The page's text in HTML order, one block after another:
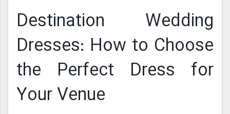
Destination Wedding
Dresses: How to Choose
the Perfect Dress for
Your Venue